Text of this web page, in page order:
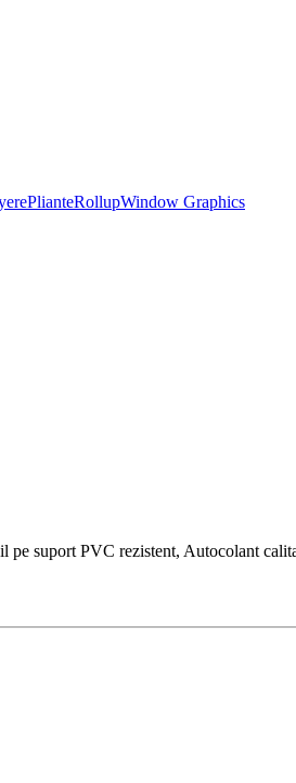
PlianteRollupWindow Graphics
suport PVC rezistent, Autocolant